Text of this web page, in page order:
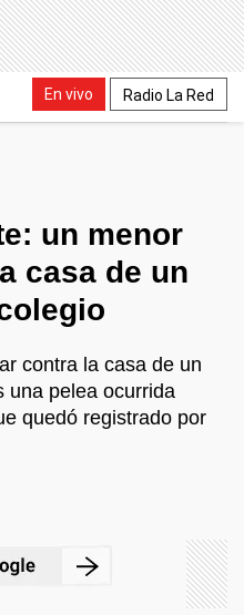
En vivo Radio La Red
un menor
casa de un
contra la casa de un
una pelea ocurrida
quedó registrado por